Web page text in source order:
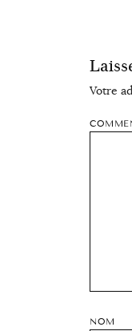
Votre
NOM